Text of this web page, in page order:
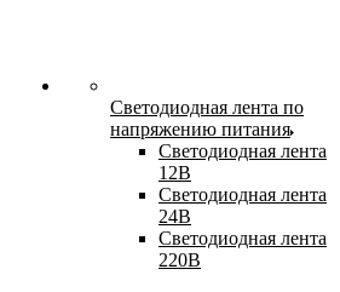
Светодиодная лента по
напряжению питания
Светодиодная лента
12В
Светодиодная лента
24В
Светодиодная лента
220В